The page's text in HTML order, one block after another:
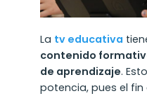
La tv educativa
contenido
de aprendizaje.
potencia, pues el fin